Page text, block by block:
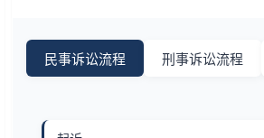
民事诉讼流程 刑事诉讼流程